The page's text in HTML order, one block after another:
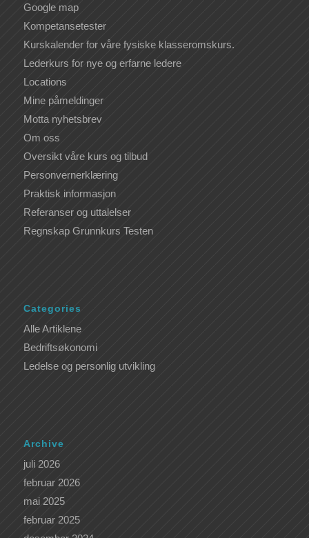
Google map
Kompetansetester
Kurskalender for våre fysiske klasseromskurs.
Lederkurs for nye og erfarne ledere
Locations
Mine påmeldinger
Motta nyhetsbrev
Om oss
Oversikt våre kurs og tilbud
Personvernerklæring
Praktisk informasjon
Referanser og uttalelser
Regnskap Grunnkurs Testen
Categories
Alle Artiklene
Bedriftsøkonomi
Ledelse og personlig utvikling
Archive
juli 2026
februar 2026
mai 2025
februar 2025